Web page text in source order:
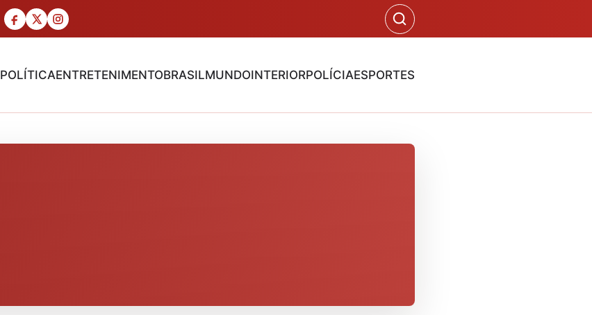
POLÍTICAENTRETENIMENTOBRASILMUNDOINTERIORPOLÍCIAESPORTES